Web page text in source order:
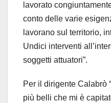
lavorato
conto delle varie
lavorano sul territorio,
Undici interventi
soggetti attuatori”.
Per il dirigente Calabrò
più belli che mi è